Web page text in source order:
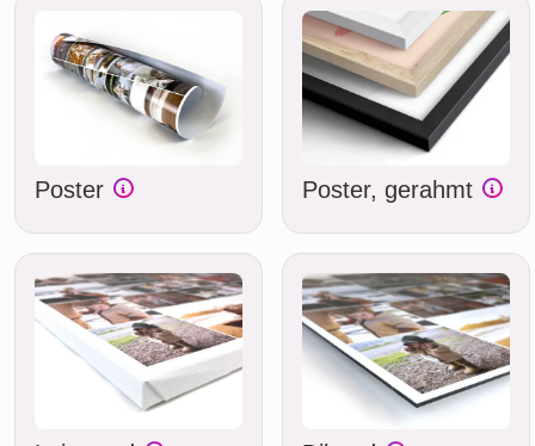
Poster Poster, gerahmt